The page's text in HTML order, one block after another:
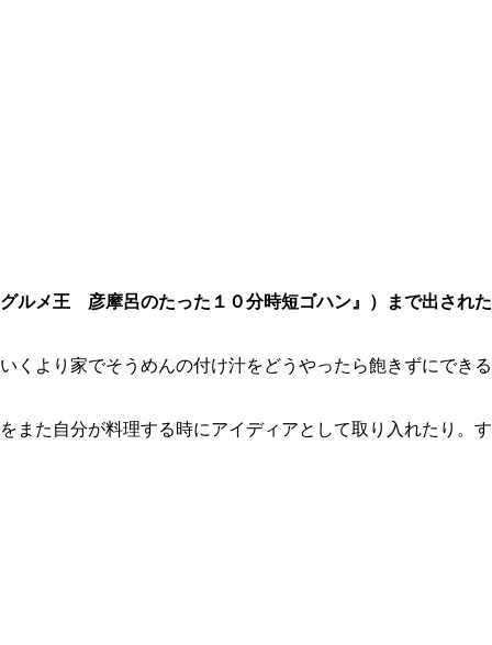
ルメ王 彦摩呂のたった１０分時短ゴハン』）まで出された
くより家でそうめんの付け汁をどうやったら飽きずにできる
また自分が料理する時にアイディアとして取り入れたり。す